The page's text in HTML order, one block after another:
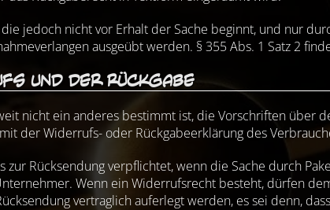
jedoch nicht vor Erhalt der Sache beginnt, und nur
ausgeübt werden. § 355 Abs. 1 Satz 2
und der Rückgabe
nicht ein anderes bestimmt ist, die Vorschriften über
der Widerrufs- oder Rückgabeerklärung des
Rücksendung verpflichtet, wenn die Sache durch
Wenn ein Widerrufsrecht besteht, dürfen
vertraglich auferlegt werden, es sei denn,